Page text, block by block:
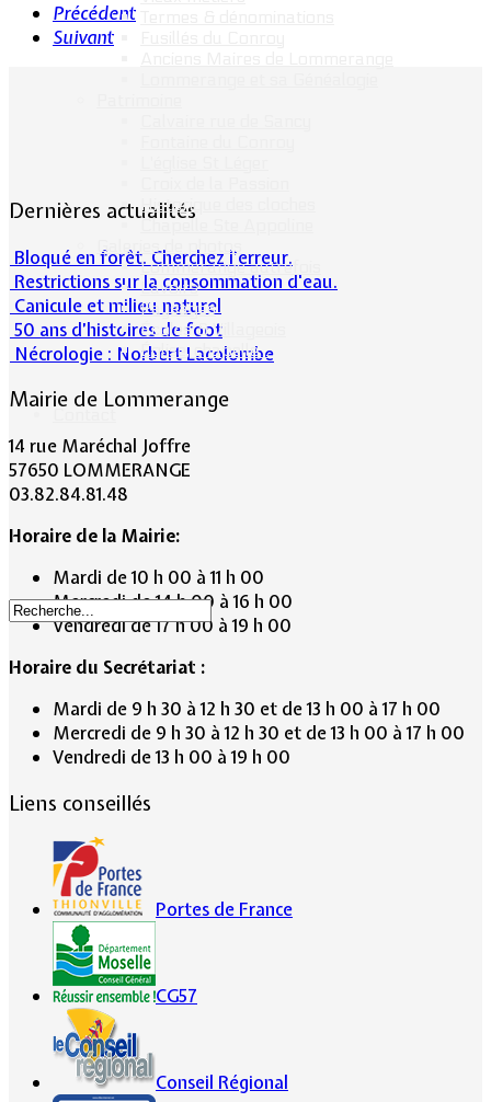
Historique des cloches
Chapelle Ste Appoline
Galeries de photos
Lommerange autrefois
Lavoirs
Paysages
Écoles & Villageois
Église, chapelle...
Précédent
Suivant
Dernières actualités
Bloqué en forêt. Cherchez l’erreur.
Restrictions sur la consommation d'eau.
Canicule et milieu naturel
50 ans d’histoires de foot
Nécrologie : Norbert Lacolombe
Mairie de Lommerange
14 rue Maréchal Joffre
57650 LOMMERANGE
03.82.84.81.48
Horaire de la Mairie:
Mardi de 10 h 00 à 11 h 00
Mercredi de 14 h 00 à 16 h 00
Vendredi de 17 h 00 à 19 h 00
Horaire du Secrétariat :
Mardi de 9 h 30 à 12 h 30 et de 13 h 00 à 17 h 00
Mercredi de 9 h 30 à 12 h 30 et de 13 h 00 à 17 h 00
Vendredi de 13 h 00 à 19 h 00
Liens conseillés
Portes de France
CG57
Conseil Régional